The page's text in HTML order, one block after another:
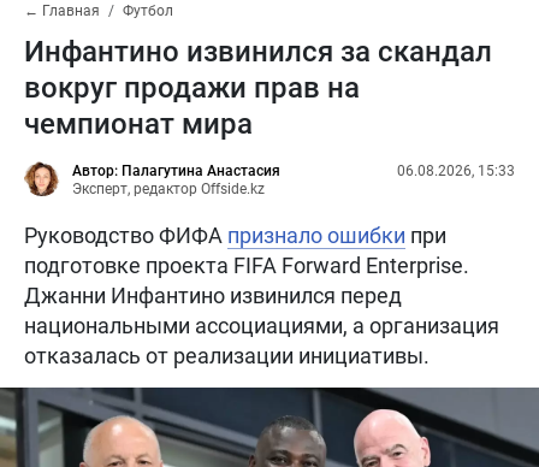
← Главная Футбол
Инфантино извинился за скандал
вокруг продажи прав на
чемпионат мира
Автор: Палагутина Анастасия
Эксперт, редактор Offside.kz
06.08.2026, 15:33
Руководство ФИФА признало ошибки при
подготовке проекта FIFA Forward Enterprise.
Джанни Инфантино извинился перед
национальными ассоциациями, а организация
отказалась от реализации инициативы.